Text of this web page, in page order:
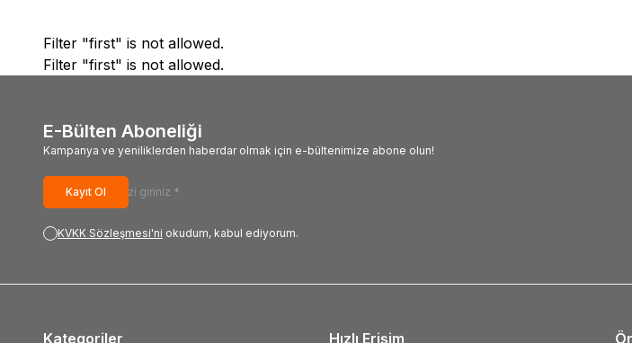
Filter "first" is not allowed.
Filter "first" is not allowed.
E-Bülten Aboneliği
Kampanya ve yeniliklerden haberdar olmak için e-bültenimize abone olun!
Kayıt Ol
KVKK Sözleşmesi'ni okudum, kabul ediyorum.
Kategoriler Hızlı Erişim